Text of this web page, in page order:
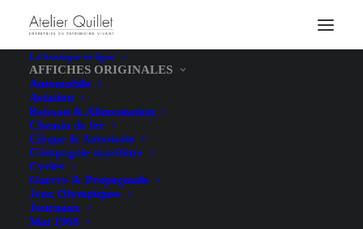
La boutique en ligne
AFFICHES ORIGINALES
Automobile
Aviation
Boisson & Alimentation
Chemin de fer
Cirque & Automate
Compagnie maritime
Cycles
Guerre & Propagande
Jeux Olympiques
Journaux
Mai 1968